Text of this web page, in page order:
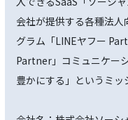
会社が提供する各種法
グラム「LINEヤフー
Partner」コミュニケー
豊かにする」というミッ